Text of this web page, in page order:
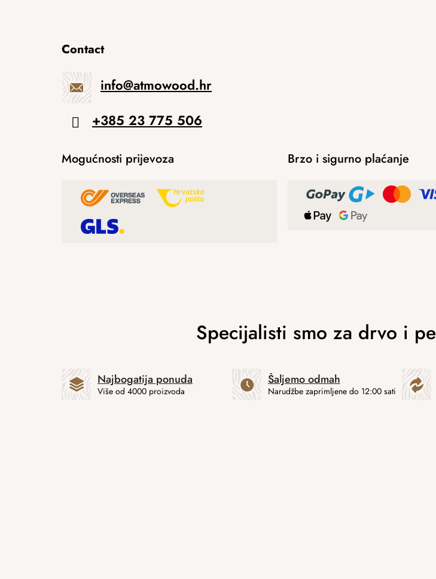
Contact
info@atmowood.hr
+385 23 775 506
Mogućnosti prijevoza Brzo i sigurno plaćanje
Najbogatija ponuda
Više od 4000 proizvoda
Šaljemo odmah
Narudžbe zaprimljene do 12:00 sati